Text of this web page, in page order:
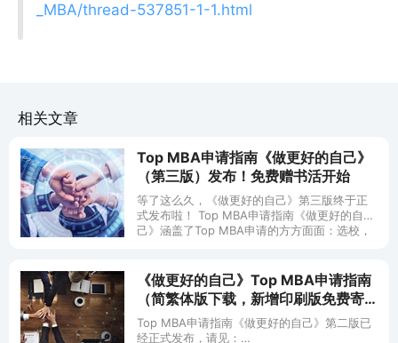
_MBA/thread-537851-1-1.html
相关文章
Top MBA申请指南《做更好的自己》
（第三版）发布！免费赠书活开始
等了这么久，《做更好的自己》第三版终于正
式发布啦！ Top MBA申请指南《做更好的自
己》涵盖了Top MBA申请的方方面面：选校，
《做更好的自己》Top MBA申请指南
（简繁体版下载，新增印刷版免费寄
送）
Top MBA申请指南《做更好的自己》第二版已
经正式发布，请见：